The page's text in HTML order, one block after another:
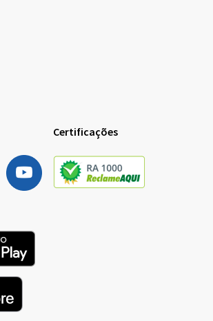
Certificações